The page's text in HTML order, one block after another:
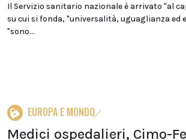
Il Servizio sanitario nazionale è arrivato "al
su cui si fonda, "universalità, uguaglianza ed
"sono...
EUROPA E MONDO
Medici ospedalieri, Cimo-